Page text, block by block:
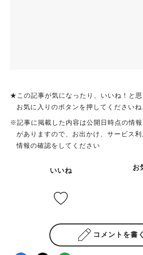
★この記事が気になったり、いいね！と
お気に入りのボタンを押してくださいね
※記事に掲載した内容は公開日時点の情
がありますので、お出かけ、サービス
情報の確認をしてください
いいね お
コメントを書く